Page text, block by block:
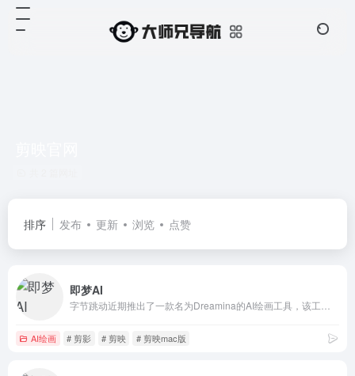
排序 发布 更新 浏览 点赞
即梦AI
AI绘画 # 剪影 # 剪映 # 剪映mac版